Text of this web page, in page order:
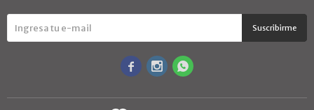
Suscribirme
  